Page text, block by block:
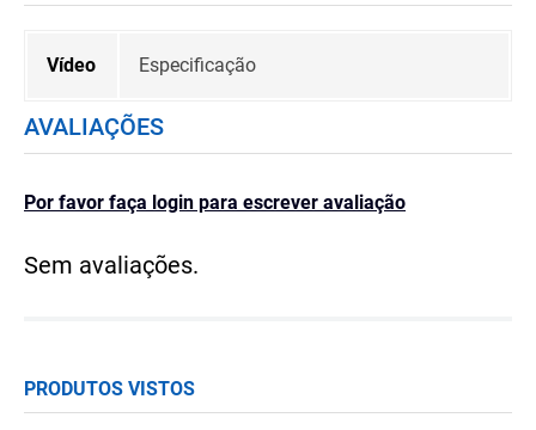
Vídeo Especificação
AVALIAÇÕES
Por favor faça login para escrever avaliação
Sem avaliações.
PRODUTOS VISTOS